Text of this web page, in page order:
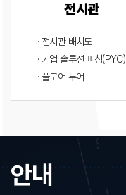
전시관
· 전시관 배치도
· 기업 솔루션 피칭(PYC)
· 플로어 투어
안내